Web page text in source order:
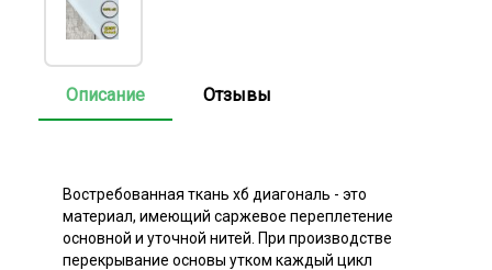
Описание Отзывы
Востребованная ткань хб диагональ - это
материал, имеющий саржевое переплетение
основной и уточной нитей. При производстве
перекрывание основы утком каждый цикл